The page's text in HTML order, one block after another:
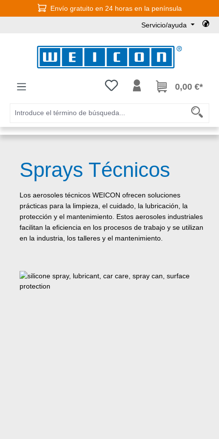
Saltar al contenido principalEnvío gratuito en 24 horas en la península
Servicio/ayuda
Tienes 0 artículos en tu lista de
0,00 €*
Sprays Técnicos
Los aerosoles técnicos WEICON ofrecen soluciones
prácticas para la limpieza, el cuidado, la lubricación, la
protección y el mantenimiento. Estos aerosoles industriales
facilitan la eficiencia en los procesos de trabajo y se utilizan
en la industria, los talleres y el mantenimiento.